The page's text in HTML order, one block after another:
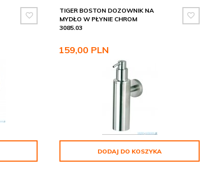
TIGER BOSTON DOZOWNIK NA
MYDŁO W PŁYNIE CHROM
3085.03
159,00 PLN
DODAJ DO KOSZYKA